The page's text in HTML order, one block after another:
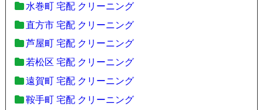
水巻町 宅配 クリーニング
直方市 宅配 クリーニング
芦屋町 宅配 クリーニング
若松区 宅配 クリーニング
遠賀町 宅配 クリーニング
鞍手町 宅配 クリーニング